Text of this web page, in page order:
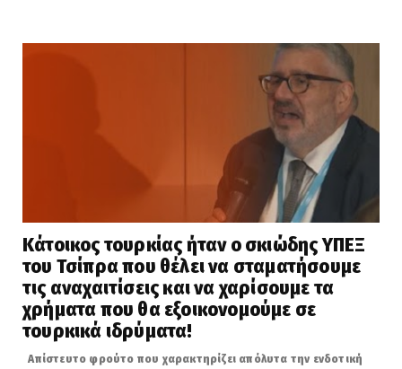
Κάτοικος τουρκίας ήταν ο σκιώδης ΥΠΕΞ
του Τσίπρα που θέλει να σταματήσουμε
τις αναχαιτίσεις και να χαρίσουμε τα
χρήματα που θα εξοικονομούμε σε
τουρκικά ιδρύματα!
Απίστευτο φρούτο που χαρακτηρίζει απόλυτα την ενδοτική